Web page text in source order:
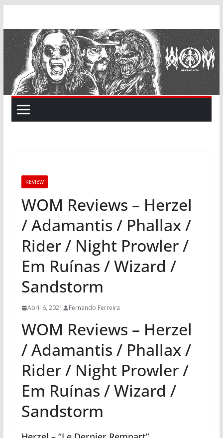
content
REVIEW
WOM Reviews – Herzel
/ Adamantis / Phallax /
Rider / Night Prowler /
Em Ruínas / Wizard /
Sandstorm
Abril 6, 2021 Fernando Ferreira
WOM Reviews – Herzel
/ Adamantis / Phallax /
Rider / Night Prowler /
Em Ruínas / Wizard /
Sandstorm